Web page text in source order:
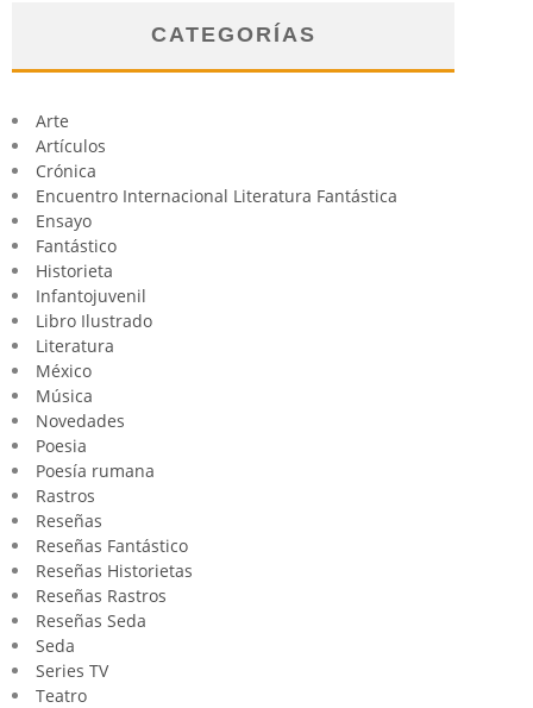
CATEGORÍAS
Arte
Artículos
Crónica
Encuentro Internacional Literatura Fantástica
Ensayo
Fantástico
Historieta
Infantojuvenil
Libro Ilustrado
Literatura
México
Música
Novedades
Poesia
Poesía rumana
Rastros
Reseñas
Reseñas Fantástico
Reseñas Historietas
Reseñas Rastros
Reseñas Seda
Seda
Series TV
Teatro